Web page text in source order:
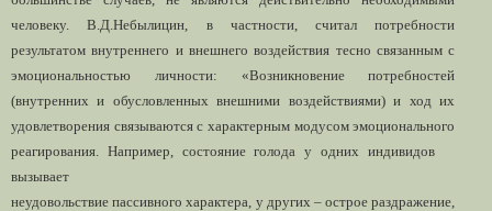
человеку. В.Д.Небылицин, в частности, считал потребности
результатом внутреннего и внешнего воздействия тесно связанным с
эмоциональностью личности: «Возникновение потребностей
(внутренних и обусловленных внешними воздействиями) и ход их
удовлетворения связываются с характерным модусом эмоционального
реагирования. Например, состояние голода у одних индивидов
вызывает
неудовольствие пассивного характера, у других – острое раздражение,